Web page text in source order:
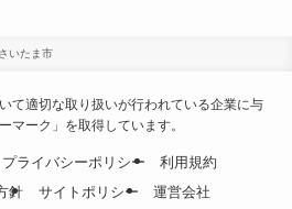
いたま市
て適切な取り扱いが行われている企業に与
マーク」を取得しています。
プライバシーポリシー
利用規約
針
サイトポリシー 運営会社